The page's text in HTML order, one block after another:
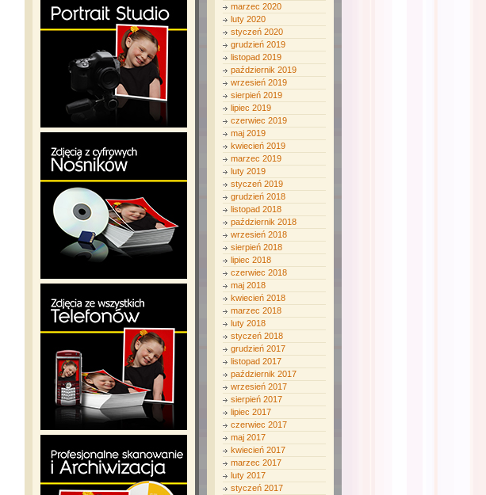
marzec 2020
luty 2020
styczeń 2020
grudzień 2019
listopad 2019
październik 2019
wrzesień 2019
sierpień 2019
lipiec 2019
czerwiec 2019
maj 2019
kwiecień 2019
marzec 2019
luty 2019
styczeń 2019
grudzień 2018
listopad 2018
październik 2018
wrzesień 2018
sierpień 2018
lipiec 2018
czerwiec 2018
maj 2018
kwiecień 2018
marzec 2018
luty 2018
styczeń 2018
grudzień 2017
listopad 2017
październik 2017
wrzesień 2017
sierpień 2017
lipiec 2017
czerwiec 2017
maj 2017
kwiecień 2017
marzec 2017
luty 2017
styczeń 2017